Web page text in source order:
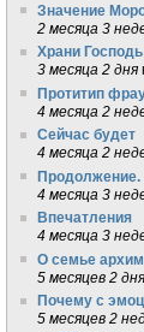
Значение
2 месяца 3
Храни
3 месяца 2 дня
Протитип
4 месяца 2
Сейчас будет
4 месяца 2
Продолжение.
4 месяца 3
Впечатления
4 месяца 3
О семье
5 месяцев 2 дня
Почему с
5 месяцев 2